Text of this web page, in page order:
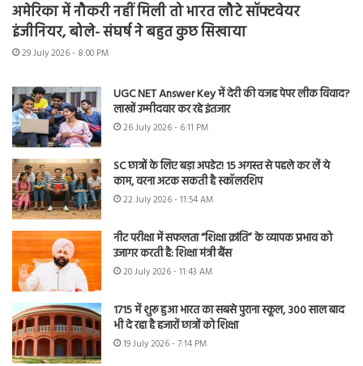
अमेरिका में नौकरी नहीं मिली तो भारत लौटे सॉफ्टवेयर
इंजीनियर, बोले- संघर्ष ने बहुत कुछ सिखाया
29 July 2026 - 8:00 PM
UGC NET Answer Key में देरी की वजह पेपर लीक विवाद?
लाखों उम्मीदवार कर रहे इंतजार
26 July 2026 - 6:11 PM
SC छात्रों के लिए बड़ा अपडेट! 15 अगस्त से पहले कर लें ये
काम, वरना अटक सकती है स्कॉलरशिप
22 July 2026 - 11:54 AM
नीट परीक्षा में सफलता “शिक्षा क्रांति” के व्यापक प्रभाव को
उजागर करती है: शिक्षा मंत्री बैंस
20 July 2026 - 11:43 AM
1715 में शुरू हुआ भारत का सबसे पुराना स्कूल, 300 साल बाद
भी दे रहा है हजारों छात्रों को शिक्षा
19 July 2026 - 7:14 PM